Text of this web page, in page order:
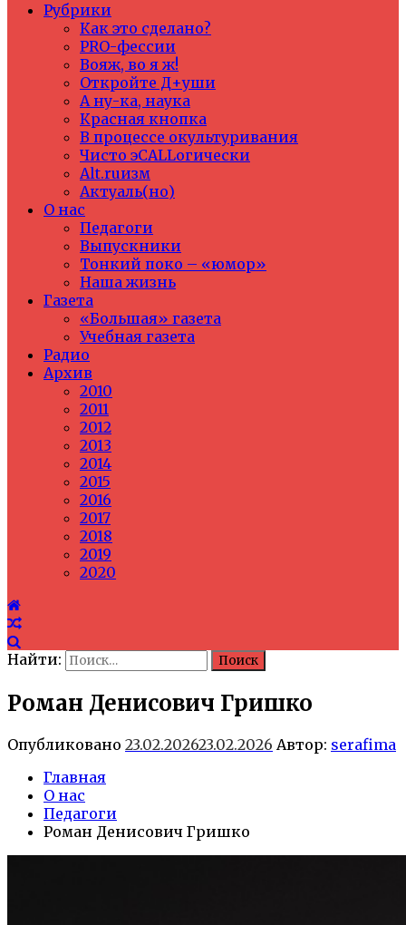
Рубрики
Как это сделано?
PRO-фессии
Вояж, во я ж!
Откройте Д+уши
А ну-ка, наука
Красная кнопка
В процессе окультуривания
Чисто эCALLогически
Alt.ruизм
Актуаль(но)
О нас
Педагоги
Выпускники
Тонкий поко – «юмор»
Наша жизнь
Газета
«Большая» газета
Учебная газета
Радио
Архив
2010
2011
2012
2013
2014
2015
2016
2017
2018
2019
2020
Найти:
Роман Денисович Гришко
Опубликовано 23.02.202623.02.2026 Автор: serafima
Главная
О нас
Педагоги
Роман Денисович Гришко